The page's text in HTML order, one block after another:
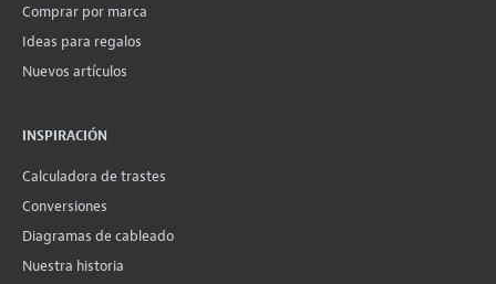
Comprar por marca
Ideas para regalos
Nuevos artículos
INSPIRACIÓN
Calculadora de trastes
Conversiones
Diagramas de cableado
Nuestra historia